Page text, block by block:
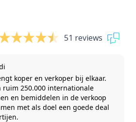
51 reviews
koper en verkoper bij elkaar.
ruim 250.000 internationale
en bemiddelen in de verkoop
met als doel een goede deal